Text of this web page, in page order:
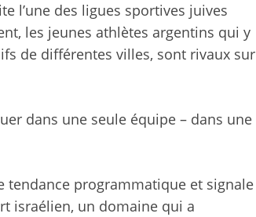
l’une des ligues sportives juives
les jeunes athlètes argentins qui y
de différentes villes, sont rivaux sur
dans une seule équipe – dans une
tendance programmatique et signale
israélien, un domaine qui a